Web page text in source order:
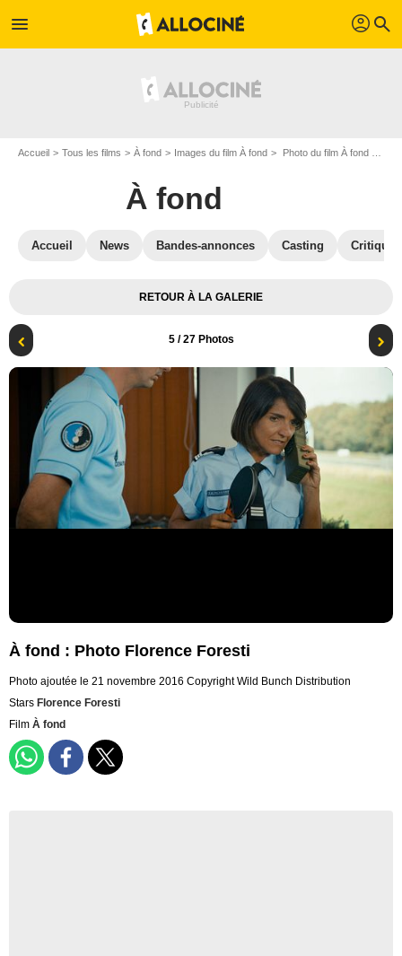
menu profil search
Accueil Tous les films À fond Images du film À fond Photo du film À fond - Photo 5
À fond
Accueil News Bandes-annonces Casting
RETOUR À LA GALERIE
5/ 27 Photos
À fond : Photo Florence Foresti
Photo ajoutée le 21 novembre 2016 Copyright Wild Bunch Distribution
Stars Florence Foresti
Film À fond